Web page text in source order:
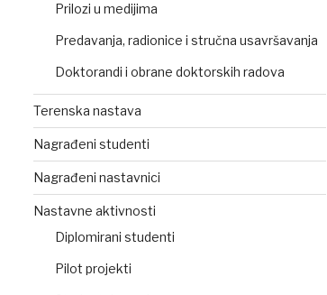
Prilozi u medijima
Predavanja, radionice i stručna usavršavanja
Doktorandi i obrane doktorskih radova
Terenska nastava
Nagrađeni studenti
Nagrađeni nastavnici
Nastavne aktivnosti
Diplomirani studenti
Pilot projekti